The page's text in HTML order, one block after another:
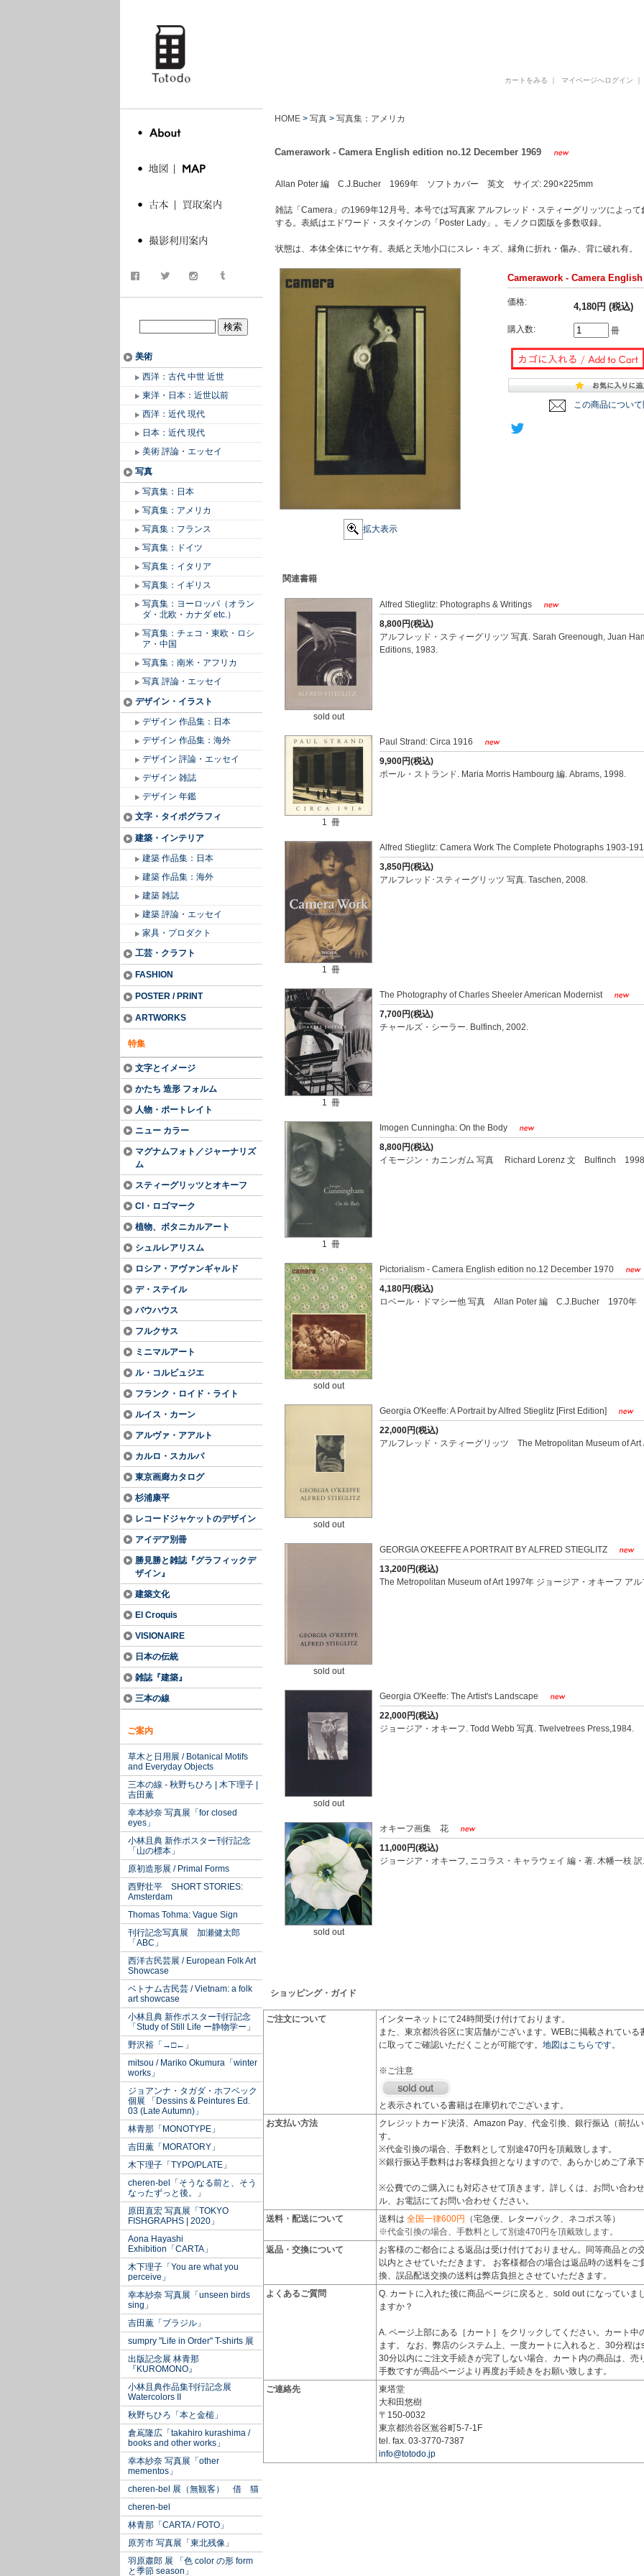
カートをみる マイページへログイン
美術
西洋：古代 中世 近世
東洋・日本：近世以前
西洋：近代 現代
日本：近代 現代
美術 評論・エッセイ
写真
写真集：日本
写真集：アメリカ
写真集：フランス
写真集：ドイツ
写真集：イタリア
写真集：イギリス
写真集：ヨーロッパ（オラン
ダ・北欧・カナダ etc.）
写真集：チェコ・東欧・ロシ
ア・中国
写真集：南米・アフリカ
写真 評論・エッセイ
デザイン・イラスト
デザイン 作品集：日本
デザイン 作品集：海外
デザイン 評論・エッセイ
デザイン 雑誌
デザイン 年鑑
文字・タイポグラフィ
建築・インテリア
建築 作品集：日本
建築 作品集：海外
建築 雑誌
建築 評論・エッセイ
家具・プロダクト
工芸・クラフト
FASHION
POSTER / PRINT
ARTWORKS
特集
文字とイメージ
かたち 造形 フォルム
人物・ポートレイト
ニュー カラー
マグナムフォト／ジャーナリズ
ム
スティーグリッツとオキーフ
CI・ロゴマーク
植物、ボタニカルアート
シュルレアリスム
ロシア・アヴァンギャルド
デ・ステイル
バウハウス
フルクサス
ミニマルアート
ル・コルビュジエ
フランク・ロイド・ライト
ルイス・カーン
アルヴァ・アアルト
カルロ・スカルパ
東京画廊カタログ
杉浦康平
レコードジャケットのデザイン
アイデア別冊
勝見勝と雑誌『グラフィックデ
ザイン』
建築文化
El Croquis
VISIONAIRE
日本の伝統
雑誌『建築』
三本の線
ご案内
草木と日用展 / Botanical Motifs
and Everyday Objects
三本の線 - 秋野ちひろ | 木下理子 |
吉田薫
幸本紗奈 写真展「for closed
eyes」
小林且典 新作ポスター刊行記念
「山の標本」
原初造形展 / Primal Forms
西野壮平 SHORT STORIES:
Amsterdam
Thomas Tohma: Vague Sign
刊行記念写真展 加瀬健太郎
「ABC」
西洋古民芸展 / European Folk Art
Showcase
ベトナム古民芸 / Vietnam: a folk
art showcase
小林且典 新作ポスター刊行記念
「Study of Still Life ー静物学ー」
野沢裕「→□←」
mitsou / Mariko Okumura「winter
works」
ジョアンナ・タガダ・ホフベック
個展 「Dessins & Peintures Ed.
03 (Late Autumn)」
林青那「MONOTYPE」
吉田薫「MORATORY」
木下理子「TYPO/PLATE」
cheren-bel「そうなる前と、そう
なったずっと後。」
原田直宏 写真展「TOKYO
FISHGRAPHS | 2020」
Aona Hayashi
Exhibition「CARTA」
木下理子「You are what you
perceive」
幸本紗奈 写真展「unseen birds
sing」
吉田薫「ブラジル」
sumpry "Life in Order" T-shirts 展
出版記念展 林青那
『KUROMONO』
小林且典作品集刊行記念展
Watercolors II
秋野ちひろ「本と金槌」
倉嶌隆広「takahiro kurashima /
books and other works」
幸本紗奈 写真展「other
mementos」
cheren-bel 展（無観客） 借 猫
cheren-bel
林青那「CARTA / FOTO」
原芳市 写真展「東北残像」
羽原肅郎 展 「色 color の形 form
と季節 season」
HOME > 写真 > 写真集：アメリカ
Camerawork - Camera English edition no.12 December 1969
Allan Poter 編 C.J.Bucher 1969年 ソフトカバー 英文 サイズ: 290×225mm
雑誌「Camera」の1969年12月号。本号では写真家 アルフレッド・スティーグリッツによっ
する。表紙はエドワード・スタイケンの「Poster Lady」。モノクロ図版を多数収録。
状態は、本体全体にヤケ有。表紙と天地小口にスレ・キズ、縁角に折れ・傷み、背に破れ有。
拡大表示
Camerawork - Camera
価格: 4,180円 (税込)
購入数: 冊
この商品につい
関連書籍
sold out
Alfred Stieglitz: Photographs & Writings
8,800円(税込)
アルフレッド・スティーグリッツ 写真. Sarah Greenough, Juan
Editions, 1983.
1 冊
Paul Strand: Circa 1916
9,900円(税込)
ポール・ストランド. Maria Morris Hambourg 編. Abrams, 1998.
1 冊
Alfred Stieglitz: Camera Work The Complete Photographs 1903-
3,850円(税込)
アルフレッド･スティーグリッツ 写真. Taschen, 2008.
1 冊
The Photography of Charles Sheeler American Modernist
7,700円(税込)
チャールズ・シーラー. Bulfinch, 2002.
1 冊
Imogen Cunningha: On the Body
8,800円(税込)
イモージン・カニンガム 写真 Richard Lorenz 文 Bulfinch
sold out
Pictorialism - Camera English edition no.12 December 1970
4,180円(税込)
ロベール・ドマシー他 写真 Allan Poter 編 C.J.Bucher 1970年
sold out
Georgia O'Keeffe: A Portrait by Alfred Stieglitz [First Edition]
22,000円(税込)
アルフレッド・スティーグリッツ The Metropolitan Museum of
sold out
GEORGIA O'KEEFFE A PORTRAIT BY ALFRED STIEGLITZ
13,200円(税込)
The Metropolitan Museum of Art 1997年 ジョージア・オキーフ ア
sold out
Georgia O'Keeffe: The Artist's Landscape
22,000円(税込)
ジョージア・オキーフ. Todd Webb 写真. Twelvetrees Press,1984.
sold out
オキーフ画集 花
11,000円(税込)
ジョージア・オキーフ, ニコラス・キャラウェイ 編・著. 木幡一枝
ショッピング・ガイド
ご注文について
インターネットにて24時間受け付けております。
また、東京都渋谷区に実店舗がございます。WEBに掲載されている
に取ってご確認いただくことが可能です。 地図はこちらです。
※ご注意
と表示されている書籍は在庫切れでございます。
お支払い方法
クレジットカード決済、Amazon Pay、代金引換、銀行振込（前払
す。
※代金引換の場合、手数料として別途470円を頂戴致します。
※銀行振込手数料はお客様負担となりますので、あらかじめご了承
※公費でのご購入にも対応させて頂きます。詳しくは、お問い合わ
ル、お電話にてお問い合わせください。
送料・配送について
送料は 全国一律600円
（宅急便、レターパック、ネコポス等）
※代金引換の場合、手数料として別途470円を頂戴致します。
返品・交換について
お客様のご都合による返品は受け付けておりません。同等商品との
以内とさせていただきます。 お客様都合の場合は返品時の送料をご
換、誤品配送交換の送料は弊店負担とさせていただきます。
よくあるご質問
Q. カートに入れた後に商品ページに戻ると、sold out になっていま
ますか？
A. ページ上部にある［カート］をクリックしてください。カート中
ます。 なお、弊店のシステム上、一度カートに入れると、30分程
30分以内にご注文手続きが完了しない場合、カート内の商品は、売
手数ですが商品ページより再度お手続きをお願い致します。
ご連絡先
東塔堂
大和田悠樹
〒150-0032
東京都渋谷区鴬谷町5-7-1F
tel. fax. 03-3770-7387
info@totodo.jp